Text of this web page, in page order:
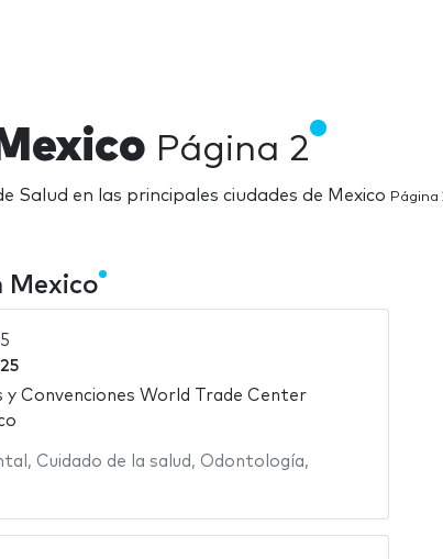
Página 2
Salud en las principales ciudades de Mexico Página
Mexico
y Convenciones World Trade Center
, Cuidado de la salud , Odontología,